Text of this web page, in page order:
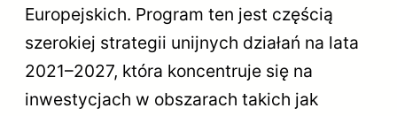
Europejskich. Program ten jest częścią
szerokiej strategii unijnych działań na lata
2021–2027, która koncentruje się na
inwestycjach w obszarach takich jak